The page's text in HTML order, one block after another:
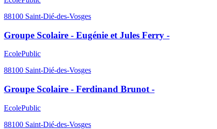
88100 Saint-Dié-des-Vosges
Groupe Scolaire - Eugénie et Jules Ferry -
EcolePublic
88100 Saint-Dié-des-Vosges
Groupe Scolaire - Ferdinand Brunot -
EcolePublic
88100 Saint-Dié-des-Vosges